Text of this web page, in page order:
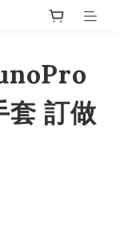
訂做